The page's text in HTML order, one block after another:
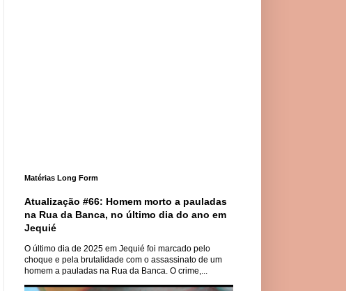
Matérias Long Form
Atualização #66: Homem morto a pauladas
na Rua da Banca, no último dia do ano em
Jequié
O último dia de 2025 em Jequié foi marcado pelo
choque e pela brutalidade com o assassinato de um
homem a pauladas na Rua da Banca. O crime,...